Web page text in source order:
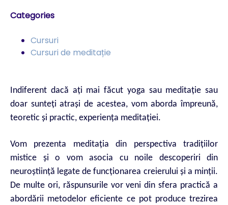
Categories
Cursuri
Cursuri de meditație
Indiferent dacă ați mai făcut yoga sau meditație sau
doar sunteți atrași de acestea, vom aborda împreună,
teoretic și practic, experiența meditației.
Vom prezenta meditația din perspectiva tradițiilor
mistice și o vom asocia cu noile descoperiri din
neuroștiință legate de funcționarea creierului și a minții.
De multe ori, răspunsurile vor veni din sfera practică a
abordării metodelor eficiente ce pot produce trezirea